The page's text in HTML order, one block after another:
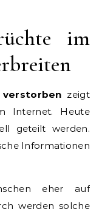
im
zeigt
Internet. Heute
geteilt werden.
Informationen
eher auf
werden solche